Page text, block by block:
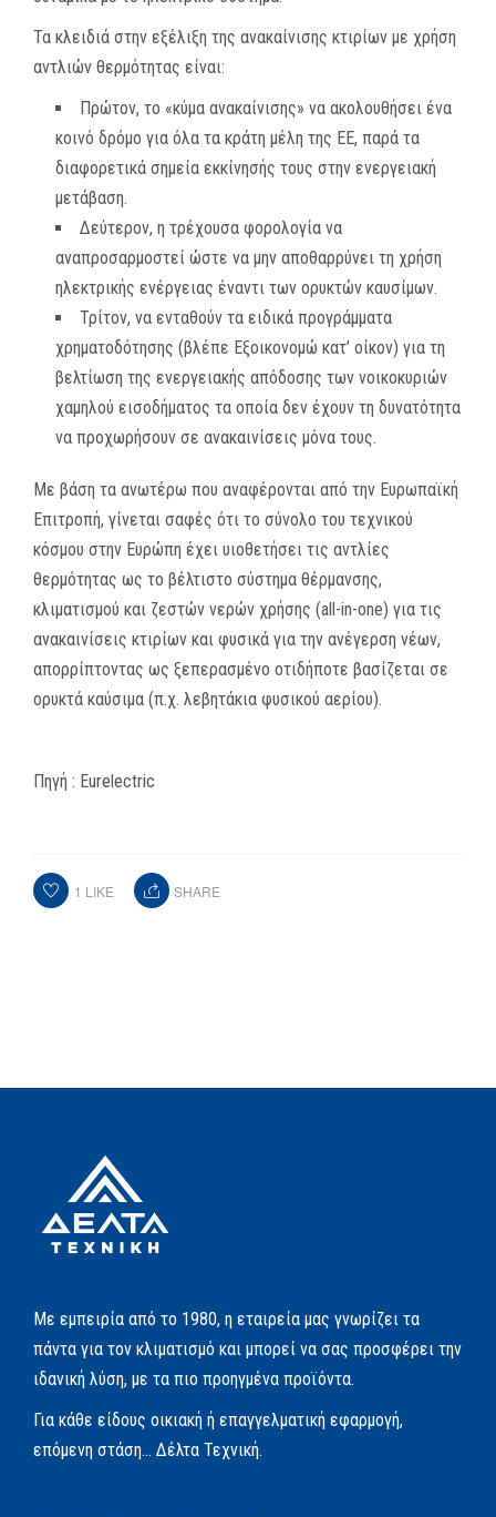
Τα κλειδιά στην εξέλιξη της ανακαίνισης κτιρίων με χρήση
αντλιών θερμότητας είναι:
Πρώτον, το «κύμα ανακαίνισης» να ακολουθήσει ένα
κοινό δρόμο για όλα τα κράτη μέλη της ΕΕ, παρά τα
διαφορετικά σημεία εκκίνησής τους στην ενεργειακή
μετάβαση.
Δεύτερον, η τρέχουσα φορολογία να
αναπροσαρμοστεί ώστε να μην αποθαρρύνει τη χρήση
ηλεκτρικής ενέργειας έναντι των ορυκτών καυσίμων.
Τρίτον, να ενταθούν τα ειδικά προγράμματα
χρηματοδότησης (βλέπε Εξοικονομώ κατ’ οίκον) για τη
βελτίωση της ενεργειακής απόδοσης των νοικοκυριών
χαμηλού εισοδήματος τα οποία δεν έχουν τη δυνατότητα
να προχωρήσουν σε ανακαινίσεις μόνα τους.
Με βάση τα ανωτέρω που αναφέρονται από την Ευρωπαϊκή
Επιτροπή, γίνεται σαφές ότι το σύνολο του τεχνικού
κόσμου στην Ευρώπη έχει υιοθετήσει τις αντλίες
θερμότητας ως το βέλτιστο σύστημα θέρμανσης,
κλιματισμού και ζεστών νερών χρήσης (all-in-one) για τις
ανακαινίσεις κτιρίων και φυσικά για την ανέγερση νέων,
απορρίπτοντας ως ξεπερασμένο οτιδήποτε βασίζεται σε
ορυκτά καύσιμα (π.χ. λεβητάκια φυσικού αερίου).
Πηγή : Eurelectric
1 LIKE SHARE
Με εμπειρία από το 1980, η εταιρεία μας γνωρίζει τα
πάντα για τον κλιματισμό και μπορεί να σας προσφέρει την
ιδανική λύση, με τα πιο προηγμένα προϊόντα.
Για κάθε είδους οικιακή ή επαγγελματική εφαρμογή,
επόμενη στάση… Δέλτα Τεχνική.